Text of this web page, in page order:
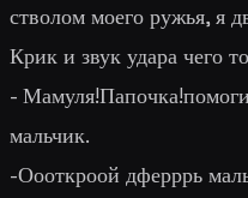
стволом моего ружья, я
Крик и звук удара чего
-
мальчик.
-Оооткроой дферррь